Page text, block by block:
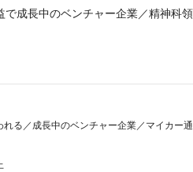
で成長中のベンチャー企業／精神科
れる／成長中のベンチャー企業／マイカ